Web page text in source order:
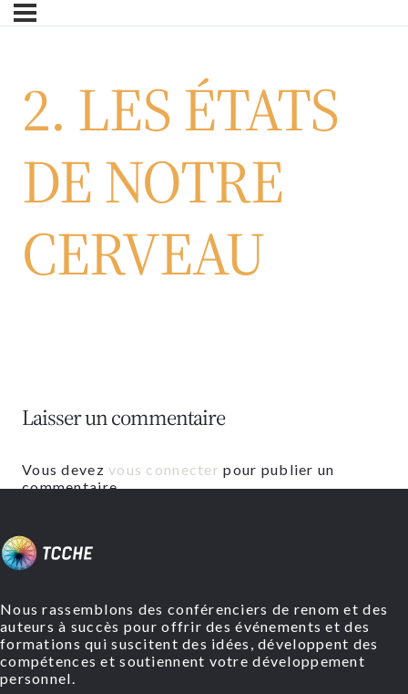
Skip
2. LES ÉTATS
DE NOTRE
CERVEAU
Laisser un commentaire
Vous devezvous connecter pour publier un
commentaire.
Nous rassemblons des conférenciers de renom et des
auteurs à succès pour offrir des événements et des
formations qui suscitent des idées, développent des
compétences et soutiennent votre développement
personnel.